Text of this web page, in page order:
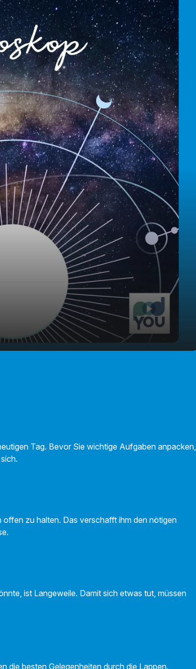
Tag. Bevor Sie wichtige Aufgaben anpacken,
zu halten. Das verschafft ihm den nötigen
ist Langeweile. Damit sich etwas tut, müssen
die besten Gelegenheiten durch die Lappen.